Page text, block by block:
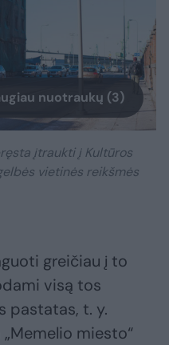
nuotraukų (3)
įtraukti į Kultūros
vietinės reikšmės
greičiau į to
visą tos
pastatas, t. y.
miesto“